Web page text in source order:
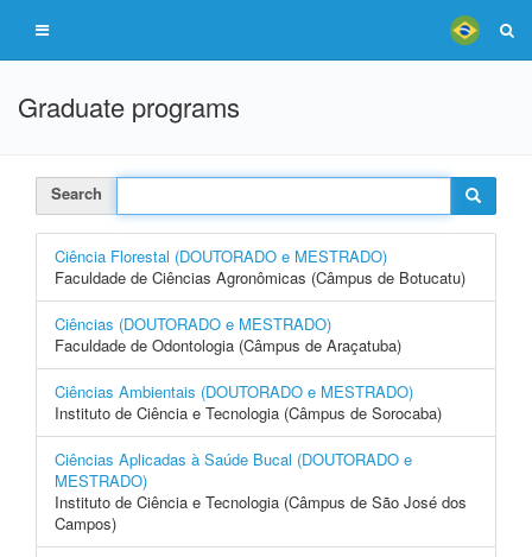
Graduate programs
Search
Ciência Florestal (DOUTORADO e MESTRADO)
Faculdade de Ciências Agronômicas (Câmpus de Botucatu)
Ciências (DOUTORADO e MESTRADO)
Faculdade de Odontologia (Câmpus de Araçatuba)
Ciências Ambientais (DOUTORADO e MESTRADO)
Instituto de Ciência e Tecnologia (Câmpus de Sorocaba)
Ciências Aplicadas à Saúde Bucal (DOUTORADO e
MESTRADO)
Instituto de Ciência e Tecnologia (Câmpus de São José dos
Campos)